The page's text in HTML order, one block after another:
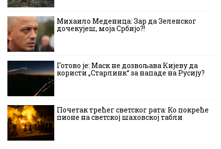
Михаило Меденица: Зар да Зеленског
дочекујеш, моја Србијо?!
Готово је: Маск не дозвољава Кијеву да
користи „Старлинк“ за нападе на Русију?
Почетак трећег светског рата: Ко покреће
пионе на светској шаховској табли